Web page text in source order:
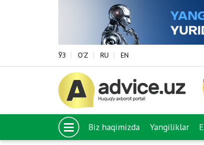
ЎЗ O‘Z RU EN
Biz haqimizda Yangiliklar